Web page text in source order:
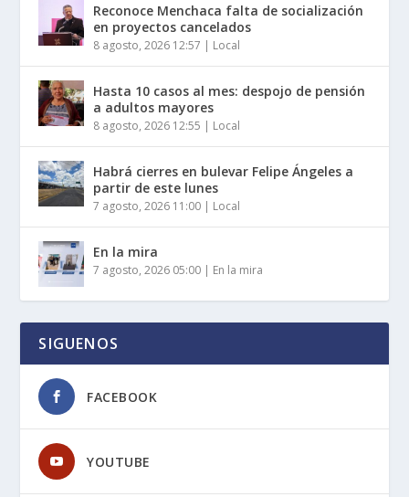
Reconoce Menchaca falta de socialización
en proyectos cancelados
8 agosto, 2026 12:57 | Local
Hasta 10 casos al mes: despojo de pensión
a adultos mayores
8 agosto, 2026 12:55 | Local
Habrá cierres en bulevar Felipe Ángeles a
partir de este lunes
7 agosto, 2026 11:00 | Local
En la mira
7 agosto, 2026 05:00 | En la mira
SIGUENOS
FACEBOOK
YOUTUBE